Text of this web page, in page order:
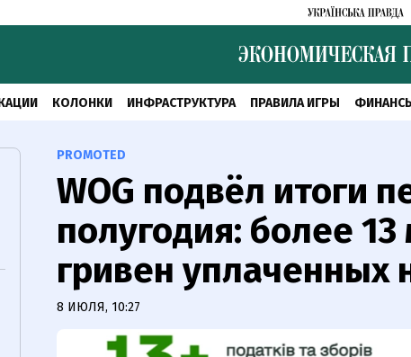
КОЛОНКИ ИНФРАСТРУКТУРА ПРАВИЛА ИГРЫ
PROMOTED
WOG подвёл итоги
полугодия: более
гривен уплаченных
8 ИЮЛЯ, 10:27